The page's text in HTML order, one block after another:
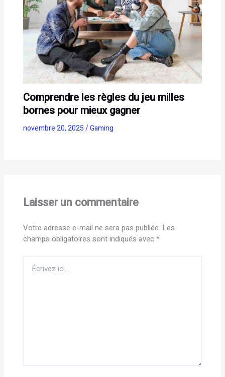
Comprendre les règles du jeu milles
bornes pour mieux gagner
novembre 20, 2025/Gaming
Laisser un commentaire
Votre adresse e-mail ne sera pas publiée. Les
champs obligatoires sont indiqués avec *
ici…